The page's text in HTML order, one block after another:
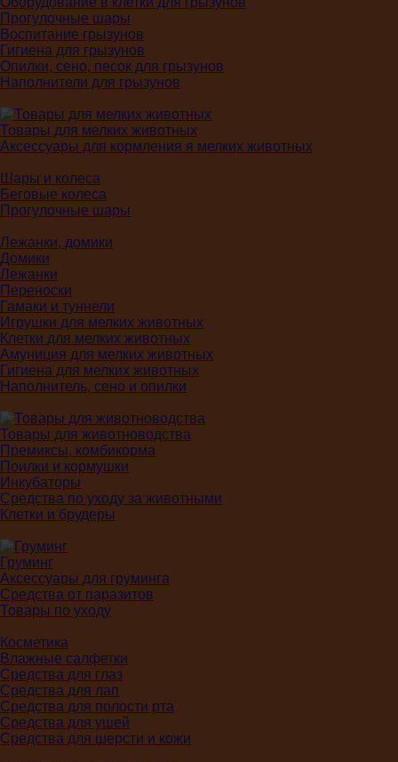
Прогулочные шары
Воспитание грызунов
Гигиена для грызунов
Опилки, сено, песок для грызунов
Наполнители для грызунов
Товары для мелких животных
Аксессуары для кормления я мелких животных
Шары и колеса
Беговые колеса
Прогулочные шары
Лежанки, домики
Домики
Лежанки
Переноски
Гамаки и туннели
Игрушки для мелких животных
Клетки для мелких животных
Амуниция для мелких животных
Гигиена для мелких животных
Наполнитель, сено и опилки
Товары для животноводства
Премиксы, комбикорма
Поилки и кормушки
Инкубаторы
Средства по уходу за животными
Клетки и брудеры
Груминг
Аксессуары для груминга
Средства от паразитов
Товары по уходу
Косметика
Влажные салфетки
Средства для глаз
Средства для лап
Средства для полости рта
Средства для ушей
Средства для шерсти и кожи